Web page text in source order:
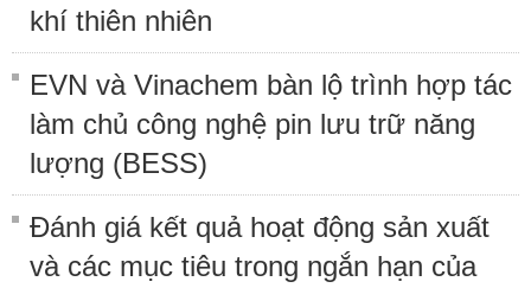
khí thiên nhiên
EVN và Vinachem bàn lộ trình hợp tác
làm chủ công nghệ pin lưu trữ năng
lượng (BESS)
Đánh giá kết quả hoạt động sản xuất
và các mục tiêu trong ngắn hạn của